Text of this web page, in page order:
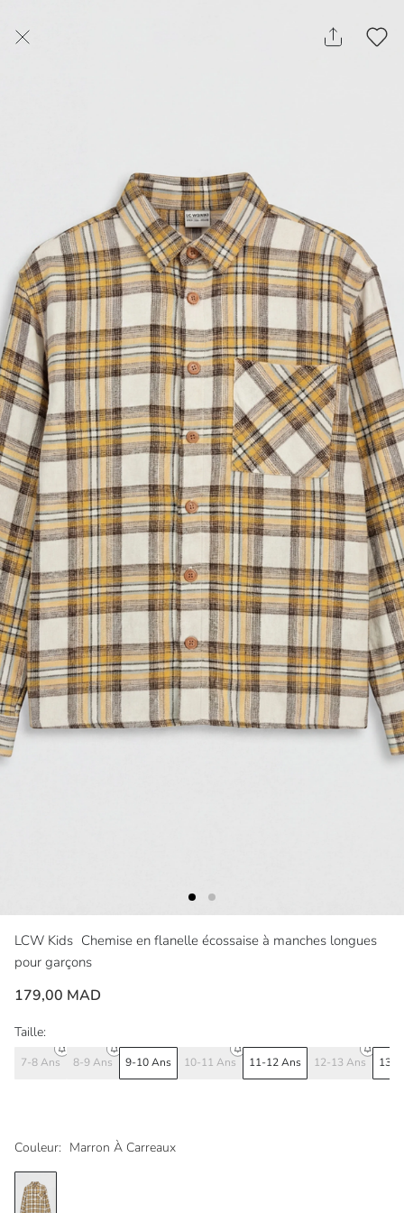
LCW Kids Chemise en flanelle écossaise à manches longues
pour garçons
179,00 MAD
Couleur: Marron À Carreaux
Taille:
7-8 Ans 8-9 Ans 9-10 Ans 10-11 Ans 11-12 Ans 12-13 Ans 13-